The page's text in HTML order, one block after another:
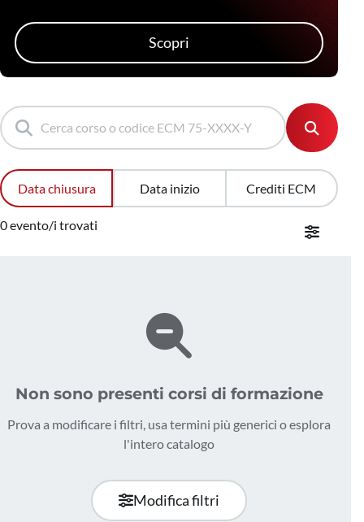
Scopri
Data chiusura Data inizio Crediti ECM
0 evento/i trovati
Non sono presenti corsi di formazione
Prova a modificare i filtri, usa termini più generici o esplora
l'intero catalogo
Modifica filtri